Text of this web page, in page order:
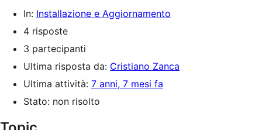
In: Installazione e Aggiornamento
4 risposte
3 partecipanti
Ultima risposta da: Cristiano Zanca
Ultima attività: 7 anni, 7 mesi fa
Stato: non risolto